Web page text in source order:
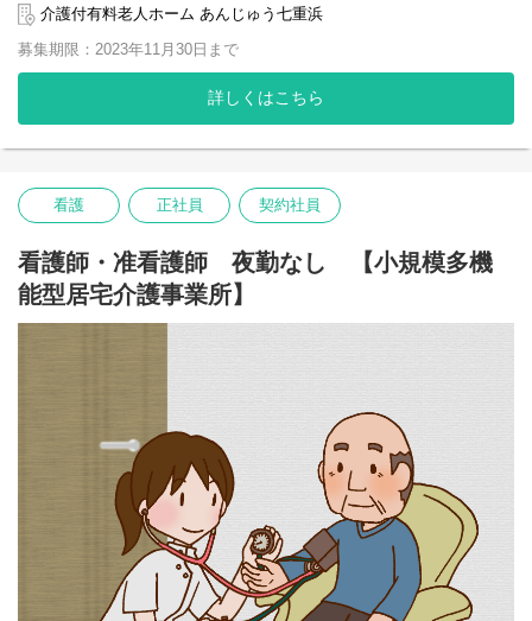
・バイタル測定、健康管理
・服薬管理
・往診医師との連携
・入浴後の処置など
介護付有料老人ホーム あんじゅう七重浜
募集期限：2023年11月30日まで
詳しくはこちら
看護 正社員 契約社員
看護師・准看護師 夜勤なし 【小規模多機
能型居宅介護事業所】